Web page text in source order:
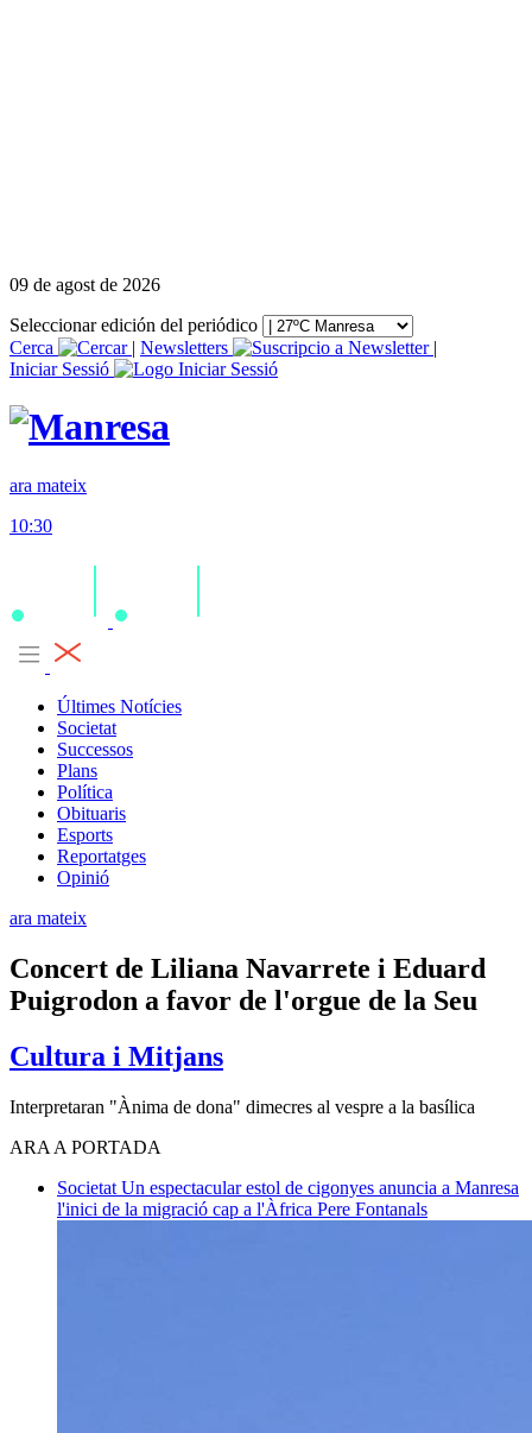
09 de agost de 2026
Seleccionar edición del periódico
Cerca
| Newsletters
|
Iniciar Sessió
ara mateix
10:30
Últimes Notícies
Societat
Successos
Plans
Política
Obituaris
Esports
Reportatges
Opinió
ara mateix
Concert de Liliana Navarrete i Eduard
Puigrodon a favor de l'orgue de la Seu
Cultura i Mitjans
Interpretaran "Ànima de dona" dimecres al vespre a la basílica
ARA A PORTADA
Societat Un espectacular estol de cigonyes anuncia a Manresa
l'inici de la migració cap a l'Àfrica Pere Fontanals